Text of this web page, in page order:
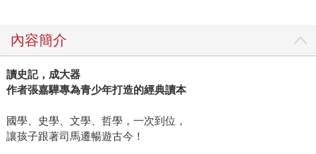
內容簡介
讀史記，成大器
作者張嘉驊專為青少年打造的經典讀本
國學、史學、文學、哲學，一次到位，
讓孩子跟著司馬遷暢遊古今！